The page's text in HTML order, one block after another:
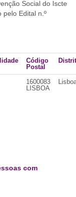
Social do Iscte
Edital n.º
Código
Postal
1600083
LISBOA
com